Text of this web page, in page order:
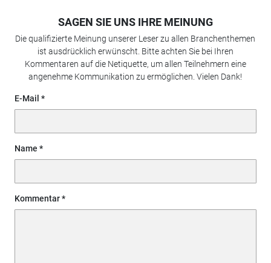
SAGEN SIE UNS IHRE MEINUNG
Die qualifizierte Meinung unserer Leser zu allen Branchenthemen
ist ausdrücklich erwünscht. Bitte achten Sie bei Ihren
Kommentaren auf die Netiquette, um allen Teilnehmern eine
angenehme Kommunikation zu ermöglichen. Vielen Dank!
E-Mail
Name
Kommentar